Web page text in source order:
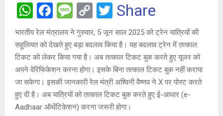
W
h
at
s
A
p
p
F
a
ce
b
o
o
k
M
es
s
a
g
e
C
o
py
Li
n
k
T
wi
tt
er
Share
भारतीय रेल मंत्रालय ने गुरुवार, 5 जून साल 2025 को ट्रेन यात्रियों की
सहूलियत को देखते हुए बड़ा बदलाव किया है। यह बदलाव ट्रेन में तत्काल
टिकट को लेकर किया गया है। अब तत्काल टिकट बुक करते हुए यूजर को
अपने वेरिफिकेशन करना होगा। इसके बिना तत्काल टिकट बुक नहीं कराया
जा सकेगा। इसकी जानकारी रेल मंत्री अश्विनी वैष्णव ने X पर पोस्ट करते
हुए दी है। अब यात्रियों को तत्काल टिकट बुक करते हुए ई-आधार (e-
Aadhaar ऑथेंटिकेशन) करना जरूरी होगा।